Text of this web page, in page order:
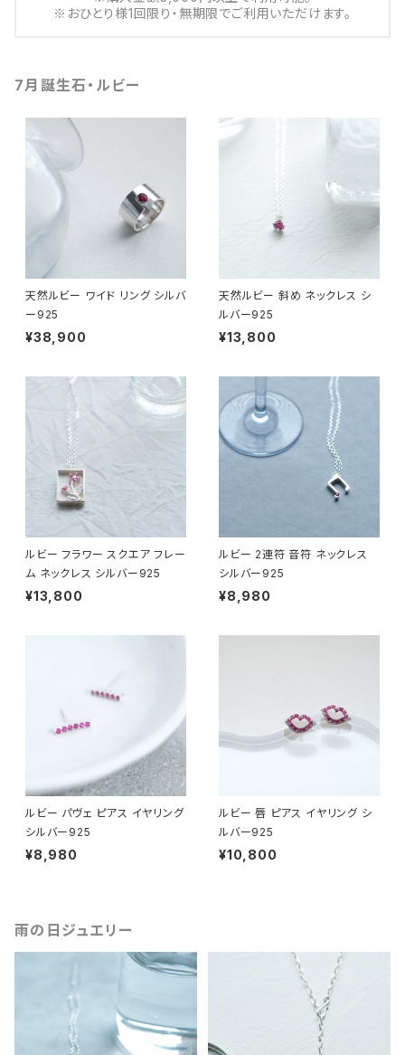
※おひとり様1回限り・無期限でご利用いただけます。
7月誕生石・ルビー
天然ルビー ワイド リング シルバ
ー925
¥38,900
天然ルビー 斜め ネックレス シ
ルバー925
¥13,800
ルビー フラワー スクエア フレー
ム ネックレス シルバー925
¥13,800
ルビー 2連符 音符 ネックレス
シルバー925
¥8,980
ルビー パヴェ ピアス イヤリング
シルバー925
¥8,980
ルビー 唇 ピアス イヤリング シ
ルバー925
¥10,800
雨の日ジュエリー